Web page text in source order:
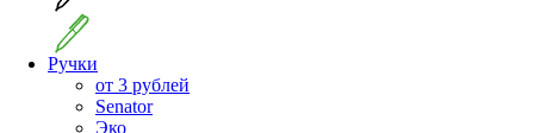
Ручки
от 3 рублей
Senator
Эко